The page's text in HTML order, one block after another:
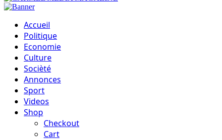
Accueil
Politique
Economie
Culture
Socièté
Annonces
Sport
Videos
Shop
Checkout
Cart